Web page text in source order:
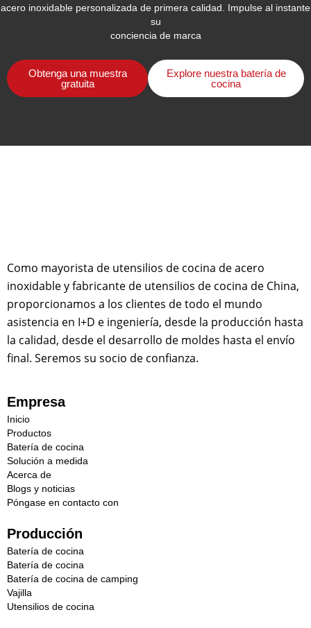
acero inoxidable personalizada de primera calidad. Impulse al instante
su
conciencia de marca
Obtenga una muestra
gratuita
Explore nuestra batería de
cocina
Como mayorista de utensilios de cocina de acero
inoxidable y fabricante de utensilios de cocina de China,
proporcionamos a los clientes de todo el mundo
asistencia en I+D e ingeniería, desde la producción hasta
la calidad, desde el desarrollo de moldes hasta el envío
final. Seremos su socio de confianza.
Empresa
Inicio
Productos
Batería de cocina
Solución a medida
Acerca de
Blogs y noticias
Póngase en contacto con
Producción
Batería de cocina
Batería de cocina
Batería de cocina de camping
Vajilla
Utensilios de cocina